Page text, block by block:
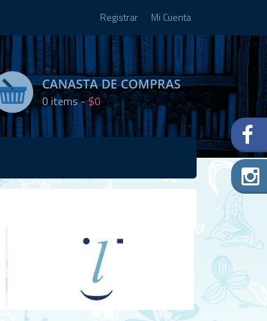
Registrar Mi Cuenta
CANASTA DE COMPRAS
0items -$0